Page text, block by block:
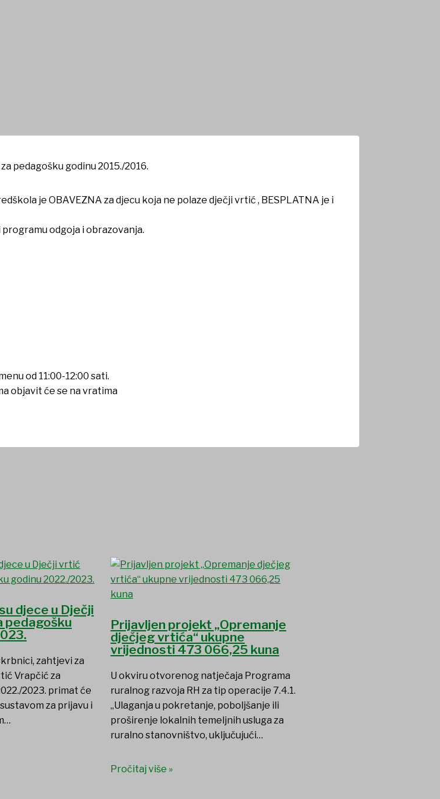
2016.
pedagošku godinu 2015./2016.
je OBAVEZNA za djecu koja ne polaze dječji vrtić , BESPLATNA je i
odgoja i obrazovanja.
od 11:00-12:00 sati.
objavit će se na vratima
djece u Dječji
pedagošku
zahtjevi za
Vrapčić za
2023. primat će
za prijavu i
Prijavljen projekt „Opremanje
dječjeg vrtića“ ukupne
vrijednosti 473 066,25 kuna
U okviru otvorenog natječaja Programa
ruralnog razvoja RH za tip operacije 7.4.1.
„Ulaganja u pokretanje, poboljšanje ili
proširenje lokalnih temeljnih usluga za
ruralno stanovništvo, uključujući…
Pročitaj više »